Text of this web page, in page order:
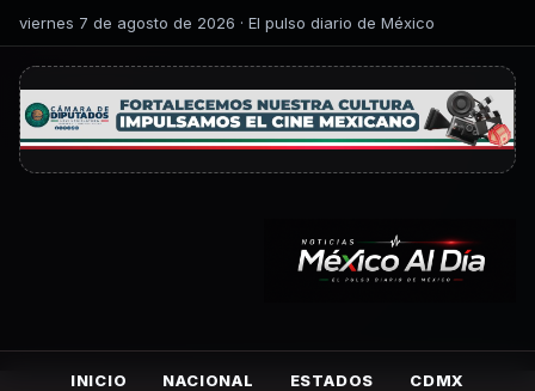
viernes 7 de agosto de 2026 · El pulso diario de México
INICIO NACIONAL ESTADOS CDMX